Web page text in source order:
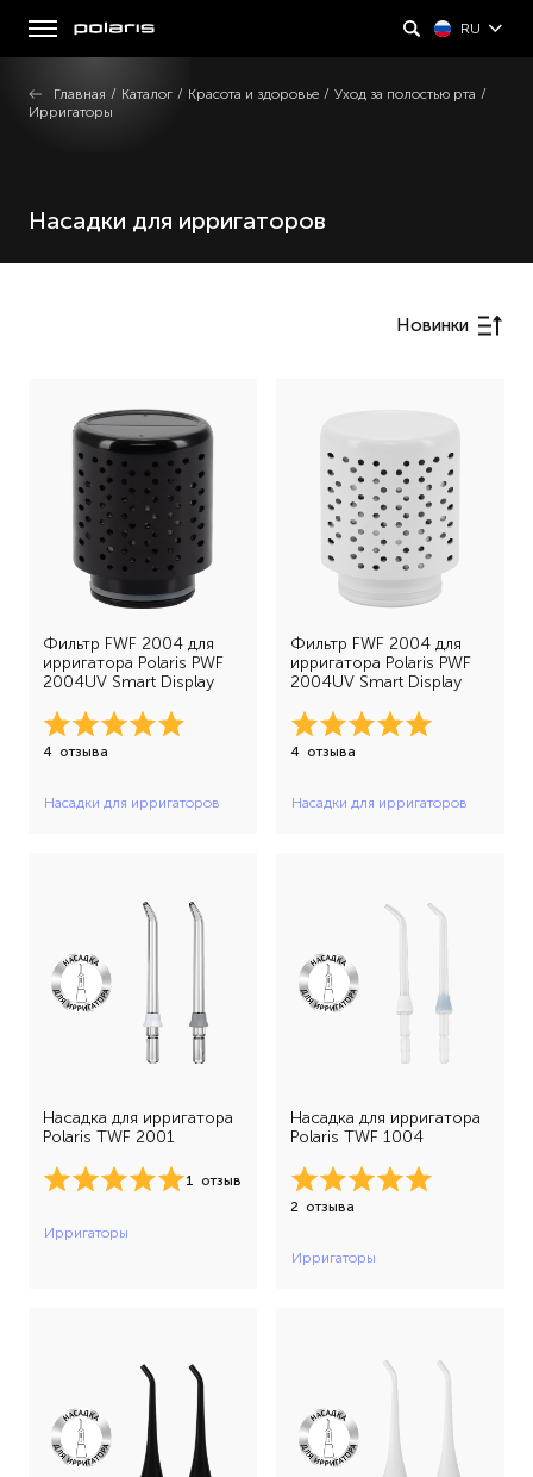
RU
Главная / Каталог / Красота и здоровье / Уход за полостью рта /
Ирригаторы
Насадки для ирригаторов
Новинки
Фильтр FWF 2004 для
ирригатора Polaris PWF
2004UV Smart Display
4 отзыва
Насадки для ирригаторов
Фильтр FWF 2004 для
ирригатора Polaris PWF
2004UV Smart Display
4 отзыва
Насадки для ирригаторов
Насадка для ирригатора
Polaris TWF 2001
1 отзыв
Ирригаторы
Насадка для ирригатора
Polaris TWF 1004
2 отзыва
Ирригаторы